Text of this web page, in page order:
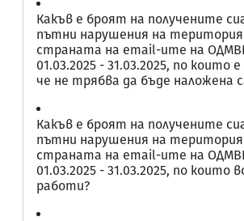
Какъв е броят на получените
пътни нарушения на
страната на email-ите на
01.03.2025 - 31.03.2025, по които
че не трябва да бъде наложена
Какъв е броят на получените
пътни нарушения на
страната на email-ите на
01.03.2025 - 31.03.2025, по които
работи?